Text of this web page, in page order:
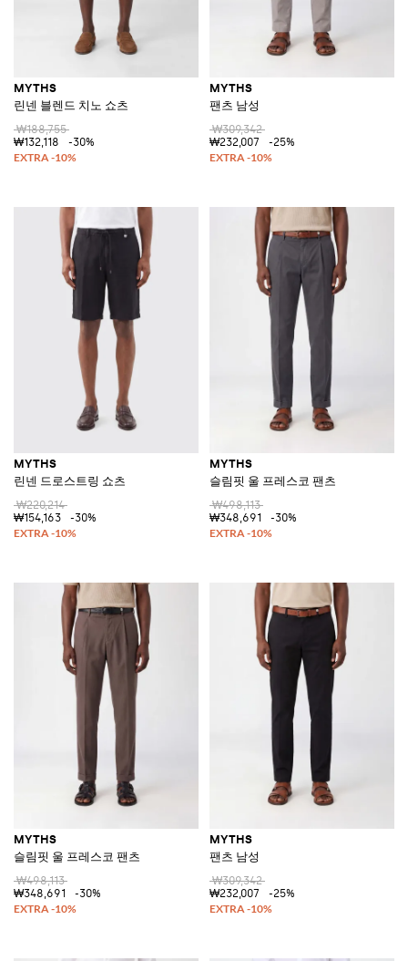
MYTHS
린넨 블렌드 치노 쇼츠
₩188,755
₩132,118
-30%
MYTHS
팬츠 남성
₩309,342
₩232,007
-25%
MYTHS
린넨 드로스트링 쇼츠
₩220,214
₩154,163
-30%
MYTHS
슬림핏 울 프레스코 팬츠
₩498,113
₩348,691
-30%
MYTHS
슬림핏 울 프레스코 팬츠
₩498,113
₩348,691
-30%
MYTHS
팬츠 남성
₩309,342
₩232,007
-25%